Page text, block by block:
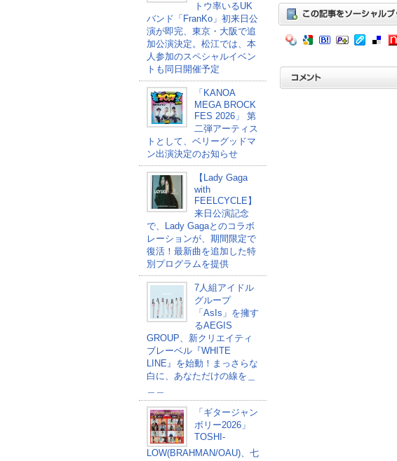
トウ率いるUK
バンド「FranKo」初来日公
演が即完、東京・大阪で追
加公演決定。松江では、本
人参加のスペシャルイベン
トも同日開催予定
「KANOA
MEGA BROCK
FES 2026」 第
二弾アーティス
トとして、ベリーグッドマ
ン出演決定のお知らせ
【Lady Gaga
with
FEELCYCLE】
来日公演記念
で、Lady Gagaとのコラボ
レーションが、期間限定で
復活！最新曲を追加した特
別プログラムを提供
7人組アイドル
グループ
「AsIs」を擁す
るAEGIS
GROUP、新クリエイティ
ブレーベル『WHITE
LINE』を始動！まっさらな
白に、あなただけの線を＿
「ギタージャン
ボリー2026」
TOSHI-
LOW(BRAHMAN/OAU)、七